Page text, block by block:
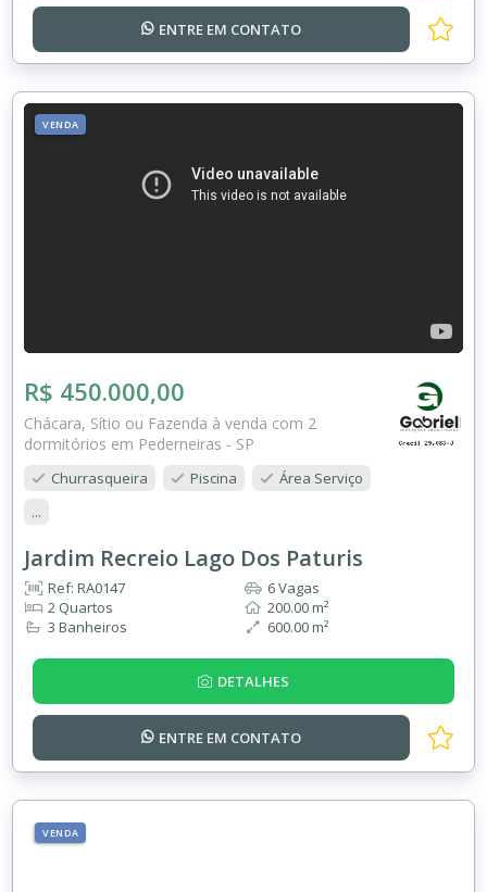
ENTRE EM CONTATO
VENDA
R$ 450.000,00
Chácara, Sítio ou Fazenda à venda com 2
dormitórios em Pederneiras - SP
Churrasqueira Piscina
Área Serviço
...
Jardim Recreio Lago Dos Paturis
Ref: RA0147
2 Quartos
3 Banheiros
6 Vagas
200.00 m²
600.00 m²
DETALHES
ENTRE EM CONTATO
VENDA